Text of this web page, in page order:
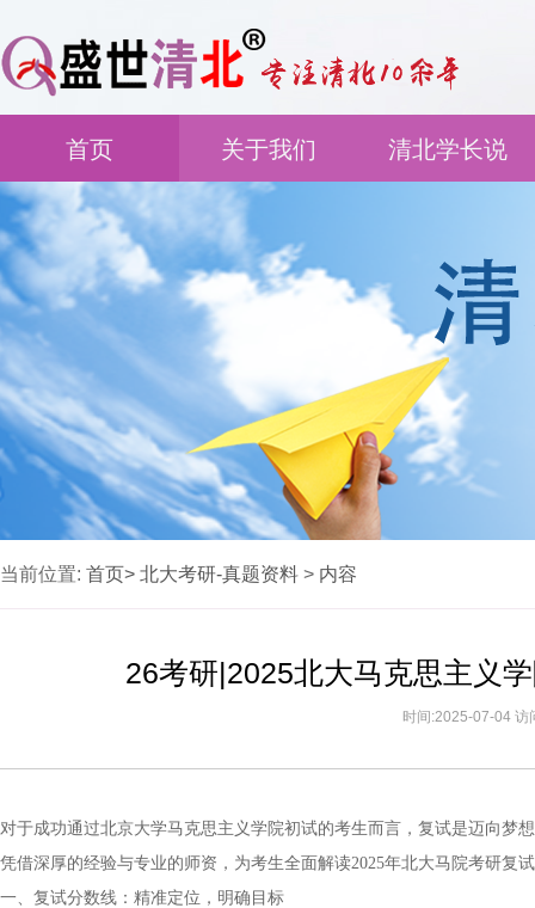
首页 关于我们 清北学长说
当前位置: 首页> 北大考研-真题资料 > 内容
26考研|2025北大马克思主义
时间:2025-07-04 访
对于成功通过北京大学马克思主义学院初试的考生而言，复试是迈向梦
凭借深厚的经验与专业的师资，为考生全面解读2025年北大马院考研复
一、复试分数线：精准定位，明确目标